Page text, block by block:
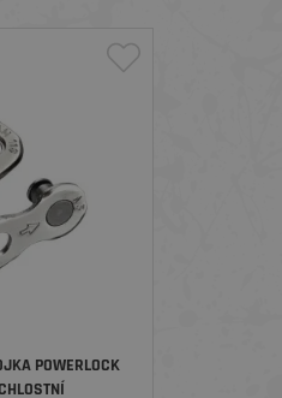
POWERLOCK